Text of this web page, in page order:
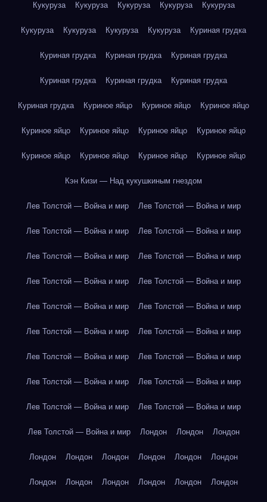
Кукуруза Кукуруза Кукуруза Кукуруза Кукуруза
Кукуруза Кукуруза Кукуруза Кукуруза Куриная грудка
Куриная грудка Куриная грудка Куриная грудка
Куриная грудка Куриная грудка Куриная грудка
Куриная грудка Куриное яйцо Куриное яйцо Куриное яйцо
Куриное яйцо Куриное яйцо Куриное яйцо Куриное яйцо
Куриное яйцо Куриное яйцо Куриное яйцо Куриное яйцо
Кэн Кизи — Над кукушкиным гнездом
Лев Толстой — Война и мир Лев Толстой — Война и мир
Лев Толстой — Война и мир Лев Толстой — Война и мир
Лев Толстой — Война и мир Лев Толстой — Война и мир
Лев Толстой — Война и мир Лев Толстой — Война и мир
Лев Толстой — Война и мир Лев Толстой — Война и мир
Лев Толстой — Война и мир Лев Толстой — Война и мир
Лев Толстой — Война и мир Лев Толстой — Война и мир
Лев Толстой — Война и мир Лев Толстой — Война и мир
Лев Толстой — Война и мир Лев Толстой — Война и мир
Лев Толстой — Война и мир Лондон Лондон Лондон
Лондон Лондон Лондон Лондон Лондон Лондон
Лондон Лондон Лондон Лондон Лондон Лондон